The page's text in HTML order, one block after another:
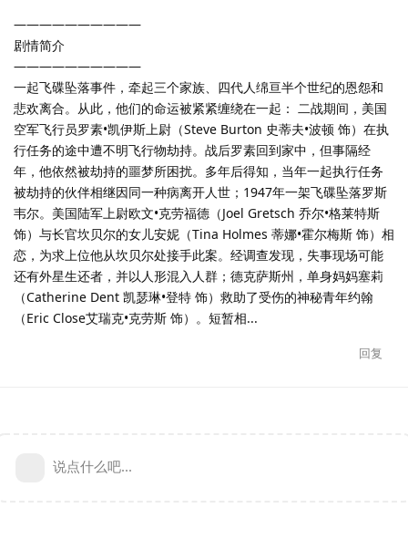
——————————
剧情简介
——————————
一起飞碟坠落事件，牵起三个家族、四代人绵亘半个世纪的恩怨和
悲欢离合。从此，他们的命运被紧紧缠绕在一起： 二战期间，美国
空军飞行员罗素•凯伊斯上尉（Steve Burton 史蒂夫•波顿 饰）在执
行任务的途中遭不明飞行物劫持。战后罗素回到家中，但事隔经
年，他依然被劫持的噩梦所困扰。多年后得知，当年一起执行任务
被劫持的伙伴相继因同一种病离开人世；1947年一架飞碟坠落罗斯
韦尔。美国陆军上尉欧文•克劳福德（Joel Gretsch 乔尔•格莱特斯
饰）与长官坎贝尔的女儿安妮（Tina Holmes 蒂娜•霍尔梅斯 饰）相
恋，为求上位他从坎贝尔处接手此案。经调查发现，失事现场可能
还有外星生还者，并以人形混入人群；德克萨斯州，单身妈妈塞莉
（Catherine Dent 凯瑟琳•登特 饰）救助了受伤的神秘青年约翰
（Eric Close艾瑞克•克劳斯 饰）。短暂相...
回复
说点什么吧...